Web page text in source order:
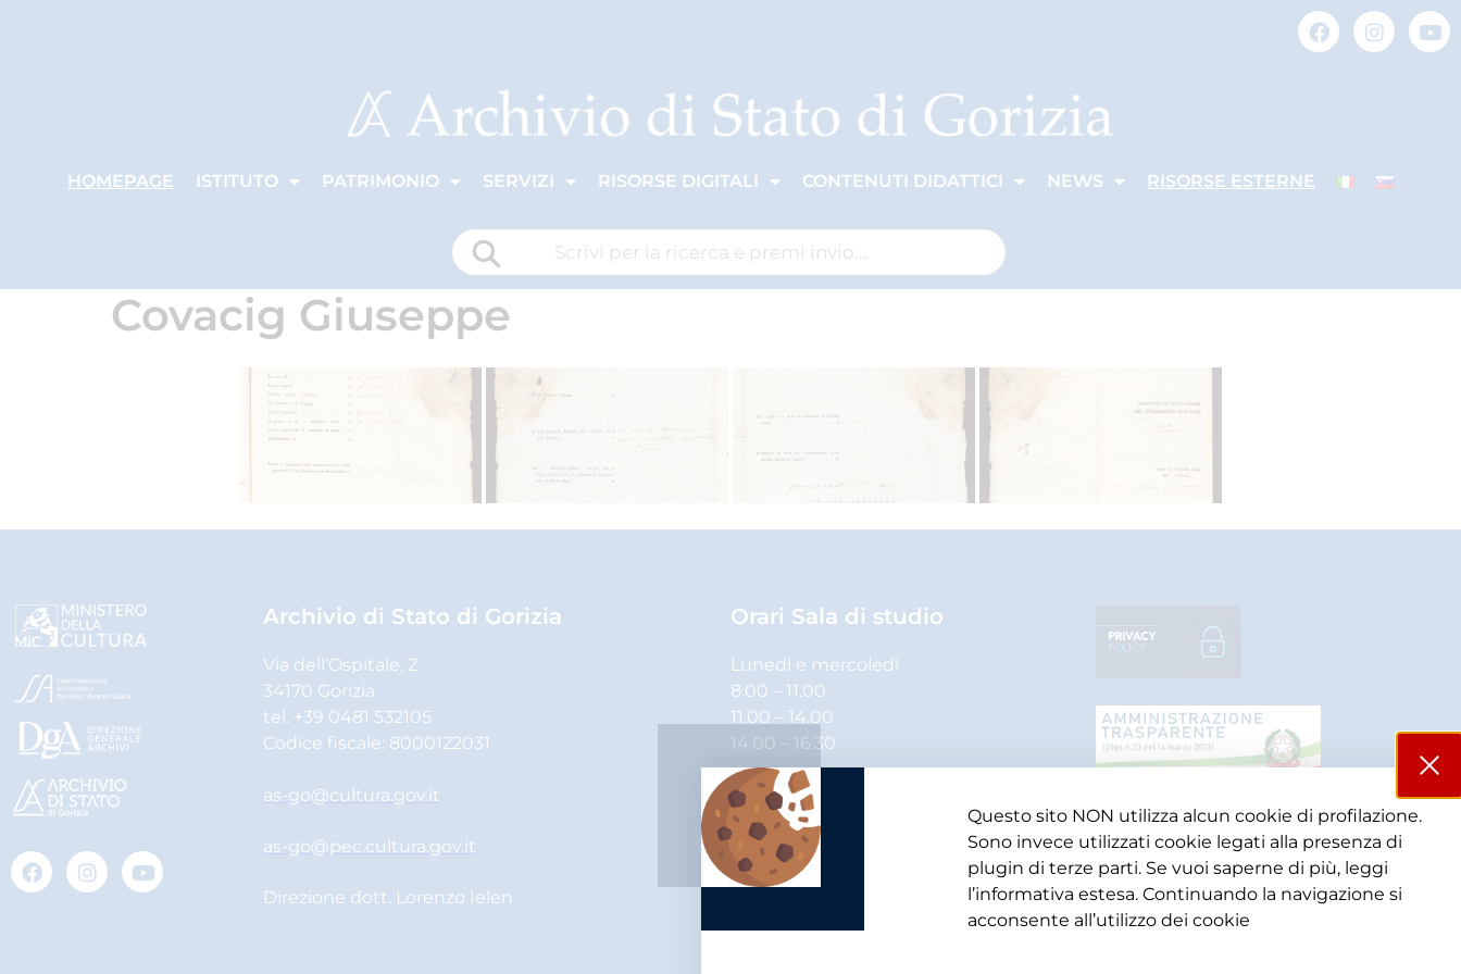
HOMEPAGE ISTITUTO PATRIMONIO SERVIZI RISORSE DIGITALI CONTENUTI DIDATTICI NEWS RISORSE ESTERNE
Covacig Giuseppe
Archivio di Stato di Gorizia
Via dell’Ospitale, 2
34170 Gorizia
tel. +39 0481 532105
Codice fiscale: 8000122031
as-go@cultura.gov.it
as-go@pec.cultura.gov.it
Direzione dott. Lorenzo Ielen
Orari Sala di studio
Lunedì e mercoledì
8.00 – 11.00
11.00 – 14.00
14.00 – 16.30
Martedì, giovedì e venerdì
8.00 – 11.00
11.00 – 14.00
Questo sito NON utilizza alcun cookie di profilazione.
Sono invece utilizzati cookie legati alla presenza di
plugin di terze parti. Se vuoi saperne di più, leggi
l’informativa estesa. Continuando la navigazione si
acconsente all’utilizzo dei cookie​